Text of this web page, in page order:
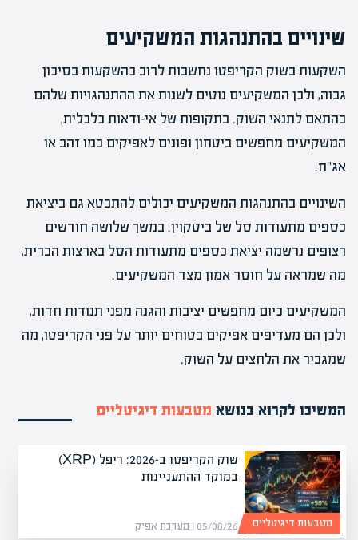
שינויים בהתנהגות המשקיעים
השקעות בשוק הקריפטו נחשבות לרוב כהשקעות בסיכון
גבוה, ולכן המשקיעים נוטים לשנות את ההתנהגויות שלהם
בהתאם לתנאי השוק. בתקופות של אי-ודאות כלכלית,
המשקיעים מחפשים ביטחון ופונים לאפיקים כמו זהב או
אג"ח.
השינויים בהתנהגות המשקיעים יכולים להתבטא גם ביציאת
כספים מתעודות סל של ביטקוין. במשך שלושה חודשים
רצופים נרשמה יציאת כספים מתעודות הסל בארצות הברית,
מה שמראה על חוסר אמון מצד המשקיעים.
המשקיעים כיום מחפשים יציבות והגנה מפני תנודות חדות,
ולכן הם מעדיפים אפיקים בטוחים יותר על פני הקריפטו, מה
שמגביר את הלחצים על השוק.
המשיכו לקרוא בנושא מטבעות דיגיטליים
שוק הקריפטו ב-2026: ריפל (XRP)
במוקד ההתעניינות
05/08/26 | מערכת אפיק מטבעות דיגיטליים